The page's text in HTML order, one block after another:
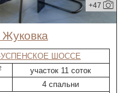
+47
Жуковка
УСПЕНСКОЕ ШОССЕ
участок 11 соток
4 спальни